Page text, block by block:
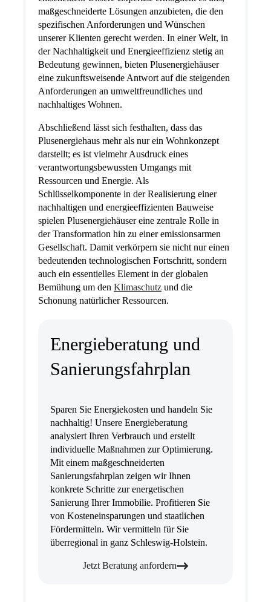
maßgeschneiderte Lösungen anzubieten, die den
spezifischen Anforderungen und Wünschen
unserer Klienten gerecht werden. In einer Welt, in
der Nachhaltigkeit und Energieeffizienz stetig an
Bedeutung gewinnen, bieten Plusenergiehäuser
eine zukunftsweisende Antwort auf die steigenden
Anforderungen an umweltfreundliches und
nachhaltiges Wohnen.
Abschließend lässt sich festhalten, dass das
Plusenergiehaus mehr als nur ein Wohnkonzept
darstellt; es ist vielmehr Ausdruck eines
verantwortungsbewussten Umgangs mit
Ressourcen und Energie. Als
Schlüsselkomponente in der Realisierung einer
nachhaltigen und energieeffizienten Bauweise
spielen Plusenergiehäuser eine zentrale Rolle in
der Transformation hin zu einer emissionsarmen
Gesellschaft. Damit verkörpern sie nicht nur einen
bedeutenden technologischen Fortschritt, sondern
auch ein essentielles Element in der globalen
Bemühung um den Klimaschutz und die
Schonung natürlicher Ressourcen.
Energieberatung und
Sanierungsfahrplan
Sparen Sie Energiekosten und handeln Sie
nachhaltig! Unsere Energieberatung
analysiert Ihren Verbrauch und erstellt
individuelle Maßnahmen zur Optimierung.
Mit einem maßgeschneiderten
Sanierungsfahrplan zeigen wir Ihnen
konkrete Schritte zur energetischen
Sanierung Ihrer Immobilie. Profitieren Sie
von Kosteneinsparungen und staatlichen
Fördermitteln. Wir vermitteln für Sie
überregional in ganz Schleswig-Holstein.
Jetzt Beratung anfordern